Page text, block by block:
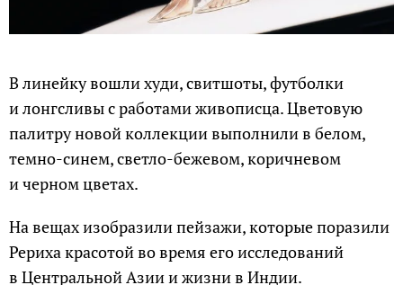
В линейку вошли худи, свитшоты, футболки
и лонгсливы с работами живописца. Цветовую
палитру новой коллекции выполнили в белом,
темно-синем, светло-бежевом, коричневом
и черном цветах.
На вещах изобразили пейзажи, которые поразили
Рериха красотой во время его исследований
в Центральной Азии и жизни в Индии.